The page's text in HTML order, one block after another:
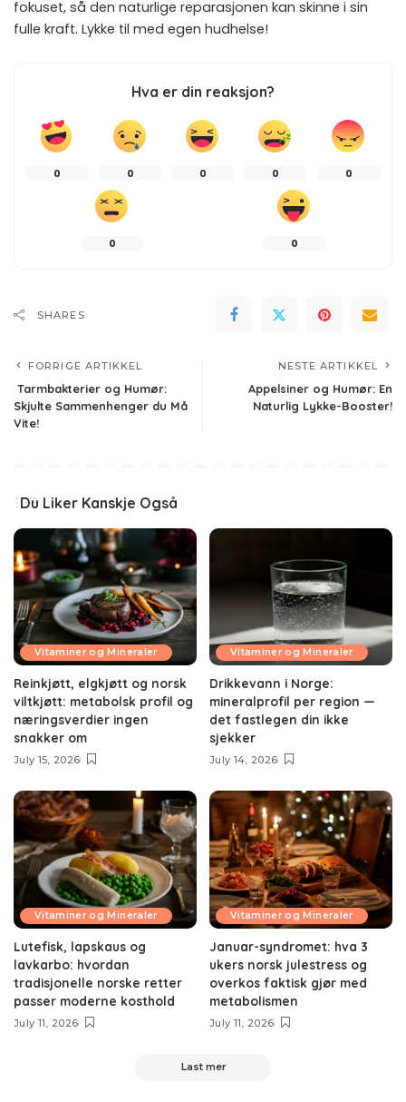
fokuset, så den naturlige reparasjonen kan skinne i sin
fulle kraft. Lykke til med egen hudhelse!
Hva er din reaksjon?
0 0 0 0 0
0 0
SHARES
FORRIGE ARTIKKEL
Tarmbakterier og Humør:
Skjulte Sammenhenger du Må
Vite!
NESTE ARTIKKEL
Appelsiner og Humør: En
Naturlig Lykke-Booster!
Du Liker Kanskje Også
Vitaminer og Mineraler
Reinkjøtt, elgkjøtt og norsk
viltkjøtt: metabolsk profil og
næringsverdier ingen
snakker om
July 15, 2026
Vitaminer og Mineraler
Drikkevann i Norge:
mineralprofil per region —
det fastlegen din ikke
sjekker
July 14, 2026
Vitaminer og Mineraler
Lutefisk, lapskaus og
lavkarbo: hvordan
tradisjonelle norske retter
passer moderne kosthold
July 11, 2026
Vitaminer og Mineraler
Januar-syndromet: hva 3
ukers norsk julestress og
overkos faktisk gjør med
metabolismen
July 11, 2026
Last mer